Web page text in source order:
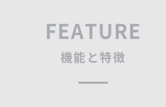
FEATURE
機能と特徴